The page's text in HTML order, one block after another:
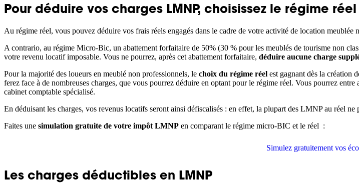
Pour déduire vos charges LMNP, choisissez le régime réel
Au régime réel, vous pouvez déduire vos frais réels engagés dans le cadre de votre activité de location
A contrario, au régime Micro-Bic, un abattement forfaitaire de 50% (30 % pour les meublés de tourisme non
votre revenu locatif imposable. Vous ne pourrez, après cet abattement forfaitaire, déduire aucune charge
Pour la majorité des loueurs en meublé non professionnels, le choix du régime réel est gagnant dès la création
ferez face à de nombreuses charges, que vous pourrez déduire en optant pour le régime réel. Vous pourrez entre
cabinet comptable spécialisé.
En déduisant les charges, vos revenus locatifs seront ainsi défiscalisés : en effet, la plupart des LMNP au réel ne
Faites une simulation gratuite de votre impôt LMNP en comparant le régime micro-BIC et le réel :
Simulez gratuitement vos
Les charges déductibles en LMNP